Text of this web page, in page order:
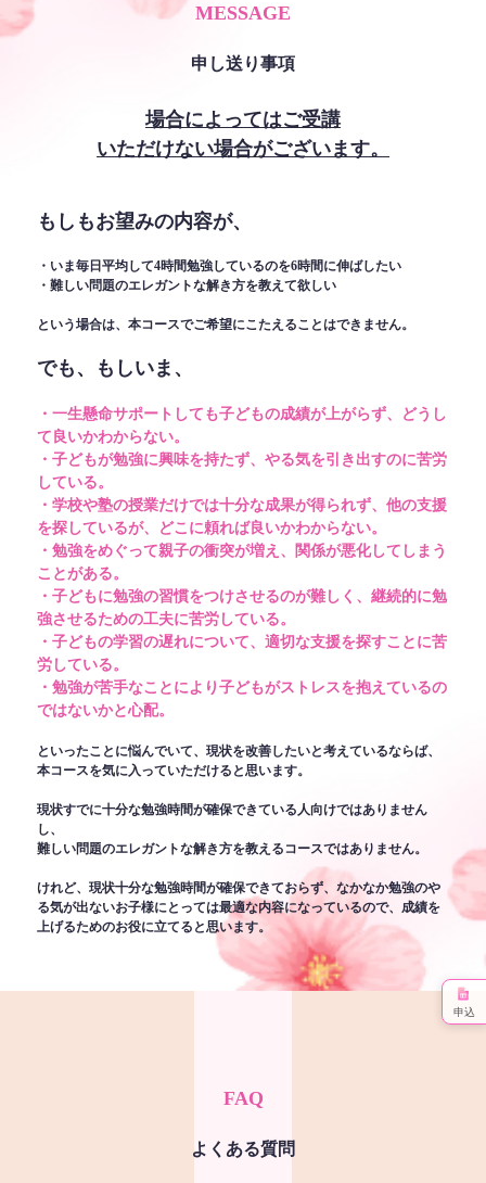
MESSAGE
申し送り事項
場合によってはご受講
いただけない場合がございます。
もしもお望みの内容が、
・いま毎日平均して4時間勉強しているのを6時間に伸ばしたい
・難しい問題のエレガントな解き方を教えて欲しい
という場合は、本コースでご希望にこたえることはできません。
でも、もしいま、
・一生懸命サポートしても子どもの成績が上がらず、どうし
て良いかわからない。
・子どもが勉強に興味を持たず、やる気を引き出すのに苦労
している。
・学校や塾の授業だけでは十分な成果が得られず、他の支援
を探しているが、どこに頼れば良いかわからない。
・勉強をめぐって親子の衝突が増え、関係が悪化してしまう
ことがある。
・子どもに勉強の習慣をつけさせるのが難しく、継続的に勉
強させるための工夫に苦労している。
・子どもの学習の遅れについて、適切な支援を探すことに苦
労している。
・勉強が苦手なことにより子どもがストレスを抱えているの
ではないかと心配。
といったことに悩んでいて、現状を改善したいと考えているならば、
本コースを気に入っていただけると思います。
現状すでに十分な勉強時間が確保できている人向けではありません
し、
難しい問題のエレガントな解き方を教えるコースではありません。
けれど、現状十分な勉強時間が確保できておらず、なかなか勉強のや
る気が出ないお子様にとっては最適な内容になっているので、成績を
上げるためのお役に立てると思います。
FAQ
よくある質問
申込